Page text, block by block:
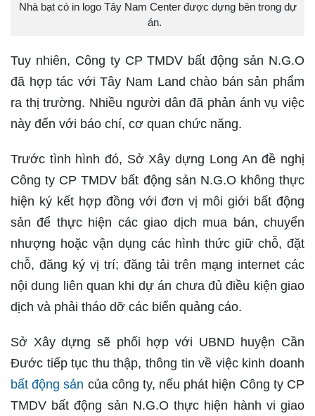
Nhà bạt có in logo Tây Nam Center được dựng bên trong dự
án.
Tuy nhiên, Công ty CP TMDV bất động sản N.G.O
đã hợp tác với Tây Nam Land chào bán sản phẩm
ra thị trường. Nhiều người dân đã phản ánh vụ việc
này đến với báo chí, cơ quan chức năng.
Trước tình hình đó, Sở Xây dựng Long An đề nghị
Công ty CP TMDV bất động sản N.G.O không thực
hiện ký kết hợp đồng với đơn vị môi giới bất động
sản để thực hiện các giao dịch mua bán, chuyển
nhượng hoặc vận dụng các hình thức giữ chỗ, đặt
chỗ, đăng ký vị trí; đăng tải trên mạng internet các
nội dung liên quan khi dự án chưa đủ điều kiện giao
dịch và phải tháo dỡ các biển quảng cáo.
Sở Xây dựng sẽ phối hợp với UBND huyện Cần
Đước tiếp tục thu thập, thông tin về việc kinh doanh
bất động sản của công ty, nếu phát hiện Công ty CP
TMDV bất động sản N.G.O thực hiện hành vi giao